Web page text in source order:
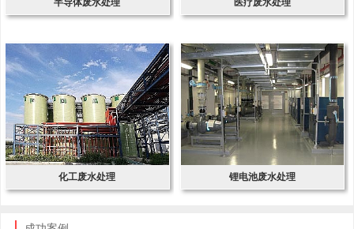
半导体废水处理 医疗废水处理
化工废水处理 锂电池废水处理